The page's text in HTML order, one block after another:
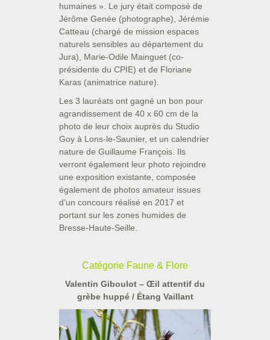
humaines ». Le jury était composé de
Jérôme Genée (photographe), Jérémie
Catteau (chargé de mission espaces
naturels sensibles au département du
Jura), Marie-Odile Mainguet (co-
présidente du CPIE) et de Floriane
Karas (animatrice nature).
Les 3 lauréats ont gagné un bon pour
agrandissement de 40 x 60 cm de la
photo de leur choix auprès du Studio
Goy à Lons-le-Saunier, et un calendrier
nature de Guillaume François. Ils
verront également leur photo rejoindre
une exposition existante, composée
également de photos amateur issues
d’un concours réalisé en 2017 et
portant sur les zones humides de
Bresse-Haute-Seille.
Catégorie Faune & Flore
Valentin Giboulot – Œil attentif du
grèbe huppé / Étang Vaillant